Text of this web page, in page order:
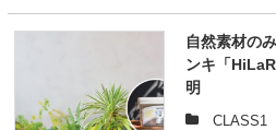
自然素材の
ンキ「
明
CLASS1